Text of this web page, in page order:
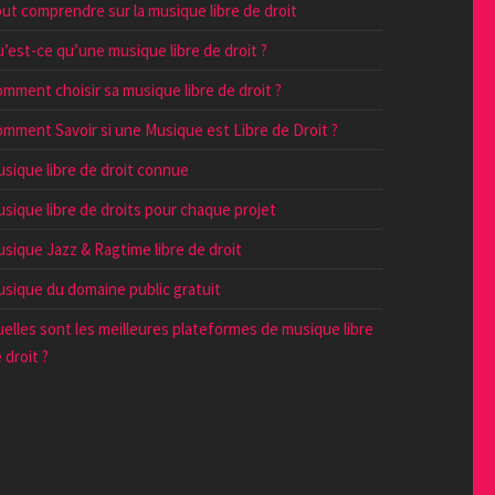
comprendre sur la musique libre de droit
ce qu’une musique libre de droit ?
choisir sa musique libre de droit ?
Savoir si une Musique est Libre de Droit ?
libre de droit connue
libre de droits pour chaque projet
Jazz & Ragtime libre de droit
du domaine public gratuit
sont les meilleures plateformes de musique libre
droit ?